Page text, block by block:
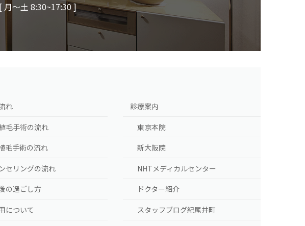
[ 月〜土 8:30~17:30 ]
れ
毛手術の流れ
毛手術の流れ
セリングの流れ
の過ごし方
について
診療案内
東京本院
新大阪院
NHTメディカルセンター
ドクター紹介
スタッフブログ紀尾井町